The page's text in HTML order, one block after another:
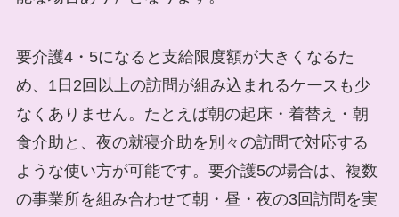
要介護4・5になると支給限度額が大きくなるた
め、1日2回以上の訪問が組み込まれるケースも少
なくありません。たとえば朝の起床・着替え・朝
食介助と、夜の就寝介助を別々の訪問で対応する
ような使い方が可能です。要介護5の場合は、複数
の事業所を組み合わせて朝・昼・夜の3回訪問を実